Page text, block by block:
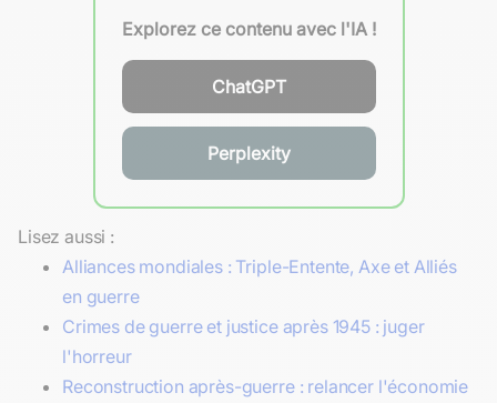
Explorez ce contenu avec l'IA !
ChatGPT
Perplexity
Lisez aussi :
Alliances mondiales : Triple-Entente, Axe et Alliés
en guerre
Crimes de guerre et justice après 1945 : juger
l'horreur
Reconstruction après-guerre : relancer l'économie